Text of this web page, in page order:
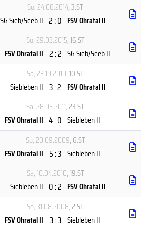
So, 24.08.2014, 3.ST
SG Sieb/Seeb II 2 : 0 FSV Ohratal II
So, 29.03.2015, 16.ST
FSV Ohratal II 2 : 2 SG Sieb/Seeb II
Sa, 23.10.2010, 10.ST
Siebleben II 3 : 2 FSV Ohratal II
Sa, 28.05.2011, 23.ST
FSV Ohratal II 4 : 0 Siebleben II
So, 20.09.2009, 6.ST
FSV Ohratal II 5 : 3 Siebleben II
Sa, 10.04.2010, 19.ST
Siebleben II 0 : 2 FSV Ohratal II
So, 31.08.2008, 2.ST
FSV Ohratal II 3 : 3 Siebleben II